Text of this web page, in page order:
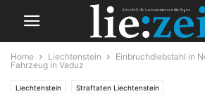
Home Liechtenstein
Einbruchdiebstahl in
Fahrzeug in Vaduz
Liechtenstein Straftaten Liechtenstein